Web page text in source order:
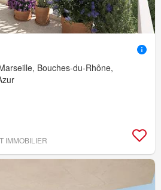
Bouches-du-Rhône,
IMMOBILIER